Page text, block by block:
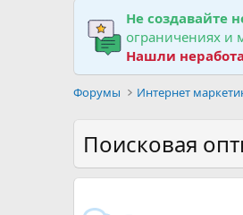
Не создавайте
ограничениях и
Нашли
Форумы Интернет
Поисковая